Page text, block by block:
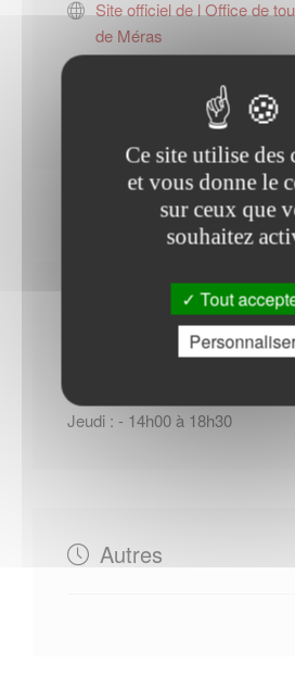
Site officiel de l Office de
de Méras
Contacter l'office de
Horaires Mairie
Jeudi : - 14h00 à 18h30
Autres
Ce site utilise des
et vous donne le
sur ceux que
souhaitez
Tout